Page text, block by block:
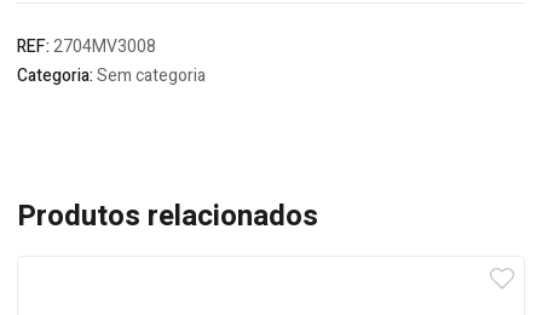
REF:2704MV3008
Categoria:Sem categoria
Produtos relacionados